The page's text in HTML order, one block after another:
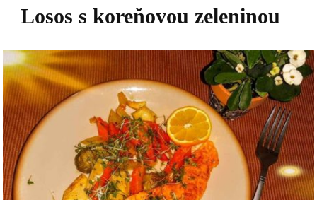
Losos s koreňovou zeleninou